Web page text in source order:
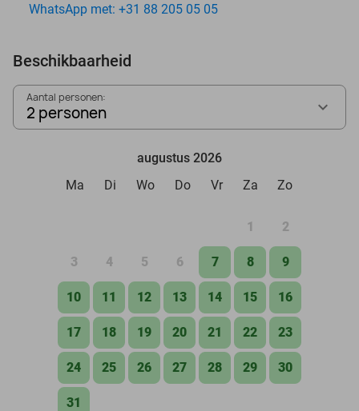
WhatsApp met: +31 88 205 05 05
Beschikbaarheid
Aantal personen:
2 personen
augustus 2026
Ma
Di Wo Do Vr Za Zo
1 2
3 4 5 6 7 8 9
10 11 12 13 14 15 16
17 18 19 20 21 22 23
24 25 26 27 28 29 30
31